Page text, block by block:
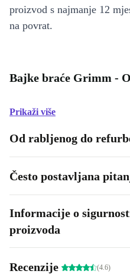
proizvod s najmanje 12
na povrat.
Bajke braće Grimm -
Prikaži više
Od rabljenog do
Često postavljana
Informacije o
proizvoda
Recenzije (4.6)